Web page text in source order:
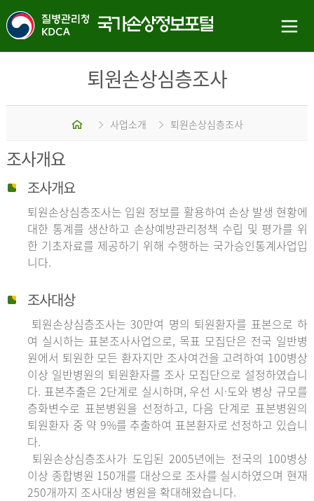
퇴원손상심층조사
홈 사업소개 퇴원손상심층조사
조사개요
조사개요
퇴원손상심층조사는 입원 정보를 활용하여 손상 발생 현황에
대한 통계를 생산하고 손상예방관리정책 수립 및 평가를 위
한 기초자료를 제공하기 위해 수행하는 국가승인통계사업입
니다.
조사대상
퇴원손상심층조사는 30만여 명의 퇴원환자를 표본으로 하
여 실시하는 표본조사사업으로, 목표 모집단은 전국 일반병
원에서 퇴원한 모든 환자지만 조사여건을 고려하여 100병상
이상 일반병원의 퇴원환자를 조사 모집단으로 설정하였습니
다. 표본추출은 2단계로 실시하며, 우선 시·도와 병상 규모를
층화변수로 표본병원을 선정하고, 다음 단계로 표본병원의
퇴원환자 중 약 9%를 추출하여 표본환자로 선정하고 있습니
다.
퇴원손상심층조사가 도입된 2005년에는 전국의 100병상
이상 종합병원 150개를 대상으로 조사를 실시하였으며 현재
250개까지 조사대상 병원을 확대해왔습니다.